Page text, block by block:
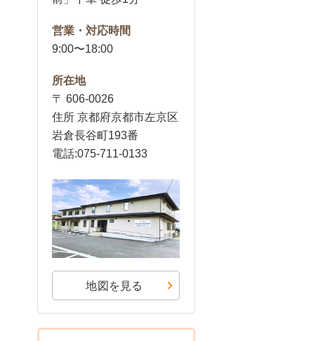
営業・対応時間
9:00〜18:00
所在地
〒 606-0026
住所 京都府京都市左京区
岩倉長谷町193番
電話:075-711-0133
地図を見る